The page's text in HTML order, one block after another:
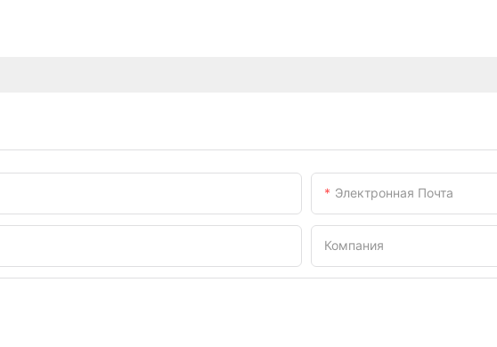
Электронная Почта
Компания